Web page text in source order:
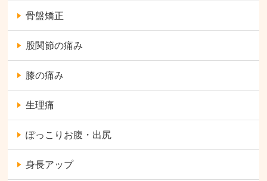
骨盤矯正
股関節の痛み
膝の痛み
生理痛
ぽっこりお腹・出尻
身長アップ